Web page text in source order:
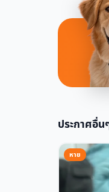
ประกาศอื่น
หาย